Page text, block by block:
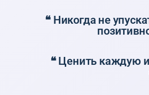
❝ Никогда не
❝ Ценить каждую